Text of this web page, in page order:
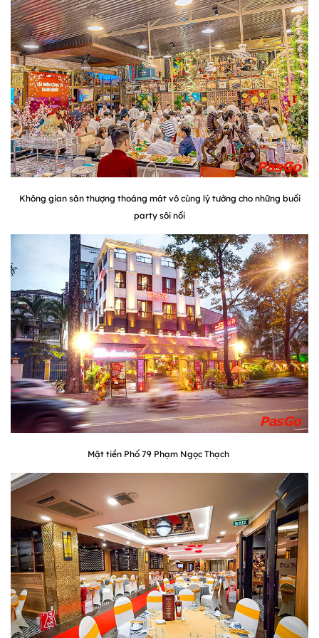
Không gian sân thượng thoáng mát vô cùng lý tưởng cho những buổi
party sôi nổi
Mặt tiền Phố 79 Phạm Ngọc Thạch